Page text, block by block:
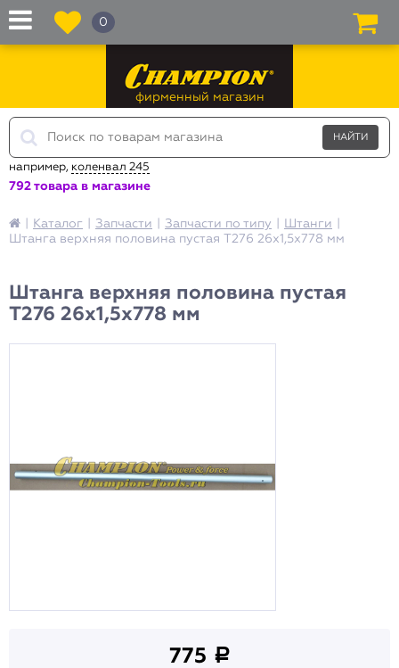
Каталог Запчасти Запчасти по типу Штанги
Штанга верхняя половина пустая T276 26х1,5х778 мм
Штанга верхняя половина пустая
T276 26х1,5х778 мм
775 a
фирменный магазин
например, коленвал 245
792 товара в магазине
0